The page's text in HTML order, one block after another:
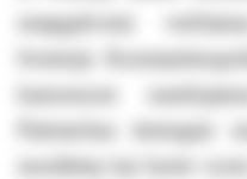
neapgalvotai
šventojo
kanonuose
Patriarchas tiesiogiai
nuodėmę kai kurie